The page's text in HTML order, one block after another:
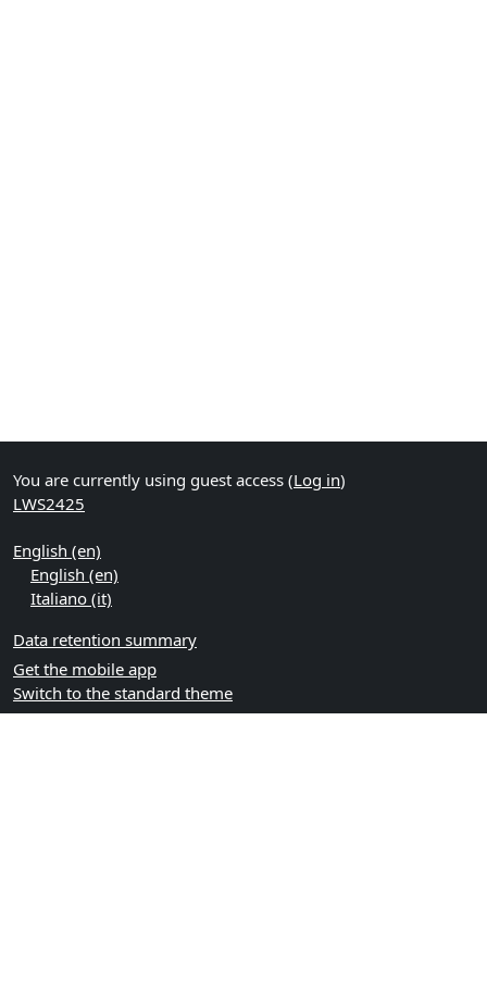
You are currently using guest access (Log in)
LWS2425
English ‎(en)‎
English ‎(en)‎
Italiano ‎(it)‎
Data retention summary
Get the mobile app
Switch to the standard theme